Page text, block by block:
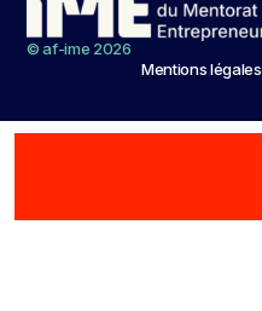
© af-ime 2026
Mentions légales